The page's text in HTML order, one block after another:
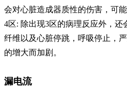
会对心脏造成器质性的伤害，可
4区: 除出现3区的病理反应外，还
纤维以及心脏停跳，呼吸停止，
的增大而加剧。
漏电流